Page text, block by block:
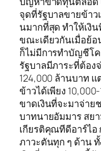
จุดที่รัฐบาลขายข้า
นมากที่สุด ทำให้เงิ
ขณะเดียวกันเมื่อย้อ
ก็ไม่มีการทำบัญชีโค
รัฐบาลมีภาระที่ต้อง
124,000 ล้านบาท
ข้าวได้เพียง
ขาดเงินที่จะมาจ่าย
บาทนายอัมมาร สย
เกียรติคุณทีดีอาร์ไอ
ภาวะตันทุก ๆ ด้าน